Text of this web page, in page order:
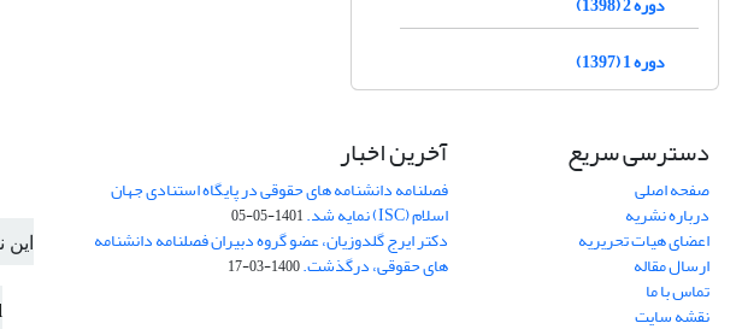
دوره 1 (1397)
دسترسی سریع
صفحه اصلی
درباره نشریه
اعضای هیات تحریریه
ارسال مقاله
تماس با ما
نقشه سایت
آخرین اخبار
فصلنامه دانشنامه های حقوقی در پایگاه استنادی جهان
اسلام (ISC) نمایه شد. 1401-05-05
دکتر ایرج گلدوزیان، عضو گروه دبیران فصلنامه دانشنامه
های حقوقی، درگذشت.1400-03-17